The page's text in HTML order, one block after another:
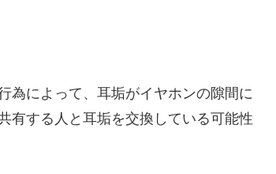
為によって、耳垢がイヤホンの隙間に
有する人と耳垢を交換している可能性